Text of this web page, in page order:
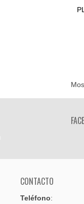
CONTACTO
Teléfono: